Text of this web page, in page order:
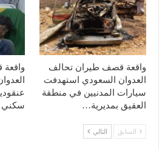
واقعة قصف طيران تحالف
العدوان السعودي استهدفت
سيارات المدنيين في منطقة
العقيق بمديرية…
سكني
السابق التالي